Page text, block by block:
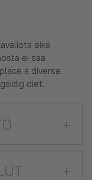
eikä
ei saa
a diverse
diet.
+
+